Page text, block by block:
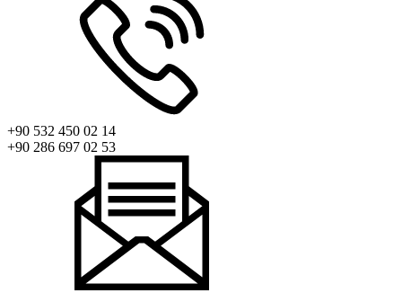
+90 532 450 02 14
+90 286 697 02 53